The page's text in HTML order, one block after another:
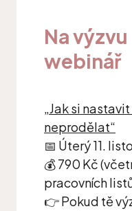
Na
webinář
„Jak si
neprodělat“
📅 Úterý 11.
💰 790 Kč
pracovních
👉 Pokud tě